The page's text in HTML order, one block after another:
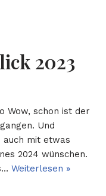
2023
Wow, schon ist der
Und
mit etwas
2024 wünschen.
Weiterlesen »